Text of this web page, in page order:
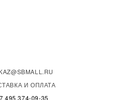
И ОПЛАТА
495 374-09-35